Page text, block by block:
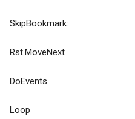
SkipBookmark:
Rst.MoveNext
DoEvents
Loop